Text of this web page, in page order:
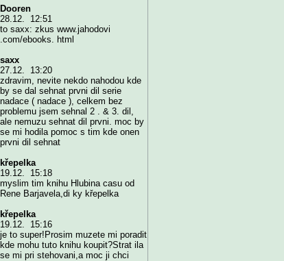
Dooren
28.12. 12:51
to saxx: zkus www.jahodovi
.com/ebooks. html
saxx
27.12. 13:20
zdravim, nevite nekdo nahodou kde
by se dal sehnat prvni dil serie
nadace ( nadace ), celkem bez
problemu jsem sehnal 2 . & 3. dil,
ale nemuzu sehnat dil prvni. moc by
se mi hodila pomoc s tim kde onen
prvni dil sehnat
křepelka
19.12. 15:18
myslim tim knihu Hlubina casu od
Rene Barjavela,di ky křepelka
křepelka
19.12. 15:16
je to super!Prosim muzete mi poradit
kde mohu tuto knihu koupit?Strat ila
se mi pri stehovani,a moc ji chci